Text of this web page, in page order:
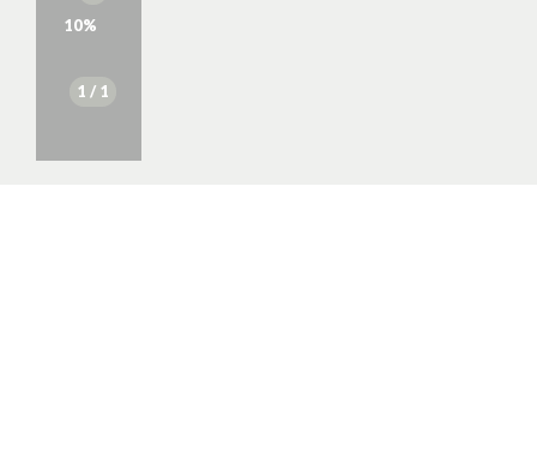
10%
1 / 1